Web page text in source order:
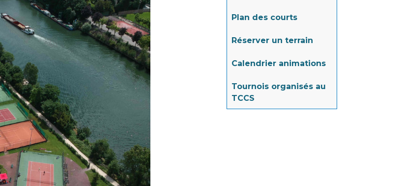
Plan des courts
Réserver un terrain
Calendrier animations
Tournois organisés au
TCCS